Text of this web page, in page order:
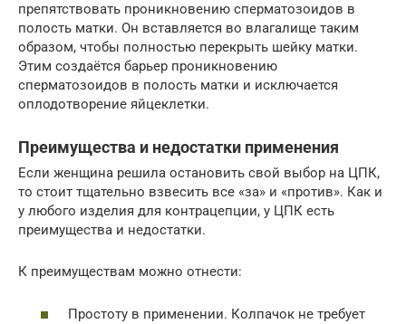
препятствовать проникновению сперматозоидов в
полость матки. Он вставляется во влагалище таким
образом, чтобы полностью перекрыть шейку матки.
Этим создаётся барьер проникновению
сперматозоидов в полость матки и исключается
оплодотворение яйцеклетки.
Преимущества и недостатки применения
Если женщина решила остановить свой выбор на ЦПК,
то стоит тщательно взвесить все «за» и «против». Как и
у любого изделия для контрацепции, у ЦПК есть
преимущества и недостатки.
К преимуществам можно отнести:
Простоту в применении. Колпачок не требует